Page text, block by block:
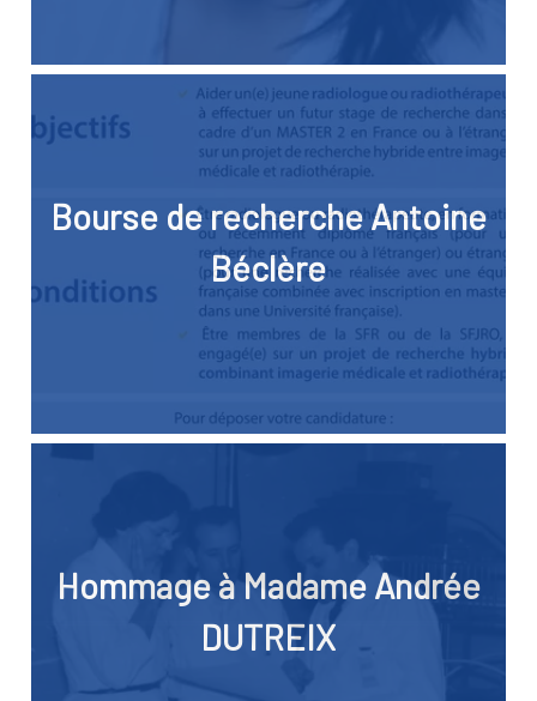
Bourse de recherche Antoine
Béclère
Hommage à Madame Andrée
DUTREIX